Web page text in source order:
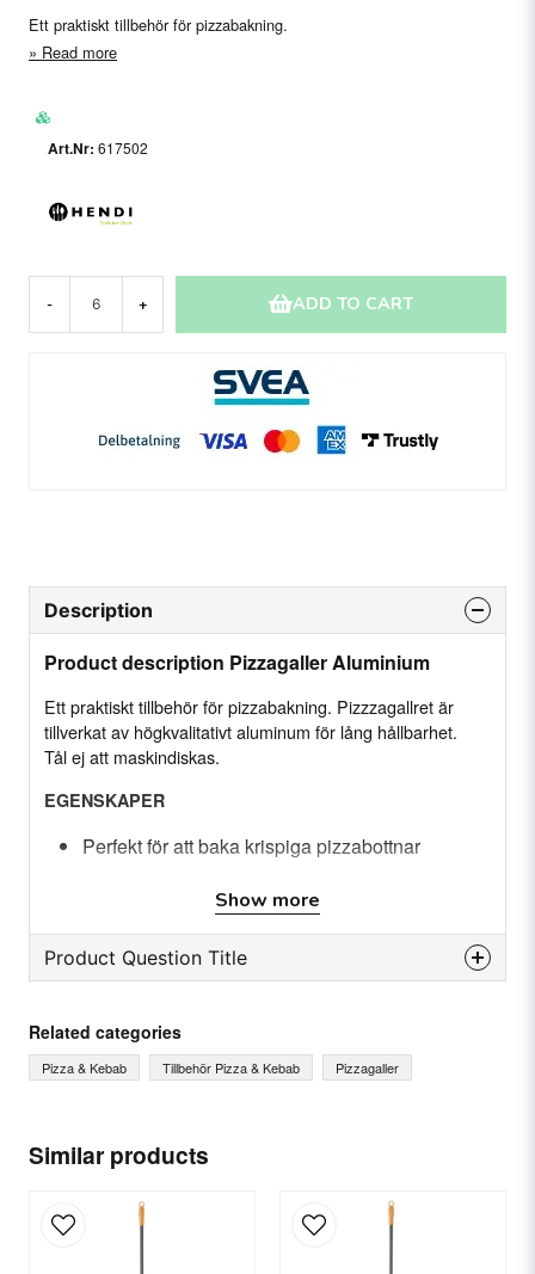
Ett praktiskt tillbehör för pizzabakning.
Read more
617502
- + ADD TO CART
Similar products
Description
Product description Pizzagaller Aluminium
Ett praktiskt tillbehör för pizzabakning. Pizzzagallret är
tillverkat av högkvalitativt aluminum för lång hållbarhet.
Tål ej att maskindiskas.
EGENSKAPER
Perfekt för att baka krispiga pizzabottnar
Tillverkad av högkvalitativt aluminum för lång
hållbarhet
Diameter: Flera storlekar
Material: Aluminium
Show more
Product Question Title
Ask us something about this product...
Name
email
Email
Related categories
Pizza & Kebab Tillbehör Pizza & Kebab Pizzagaller